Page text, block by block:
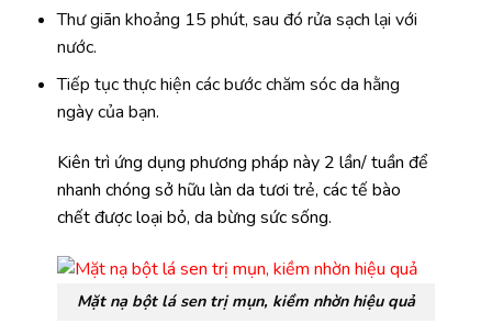
Thư giãn khoảng 15 phút, sau đó rửa sạch lại với
nước.
Tiếp tục thực hiện các bước chăm sóc da hằng
ngày của bạn.
Kiên trì ứng dụng phương pháp này 2 lần/ tuần để
nhanh chóng sở hữu làn da tươi trẻ, các tế bào
chết được loại bỏ, da bừng sức sống.
Mặt nạ bột lá sen trị mụn, kiềm nhờn hiệu quả